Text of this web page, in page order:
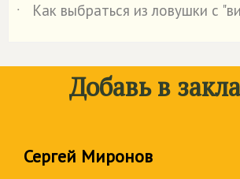
˙
Как выбраться из ловушки с
Добавь в
Сергей Миронов